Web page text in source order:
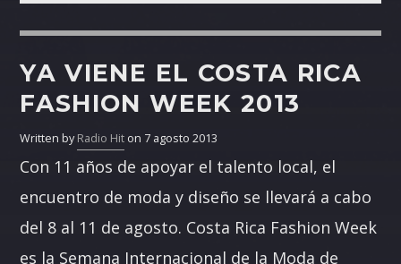
YA VIENE EL COSTA RICA
FASHION WEEK 2013
Written byRadio Hit on 7 agosto 2013
Con 11 años de apoyar el talento local, el
encuentro de moda y diseño se llevará a cabo
del 8 al 11 de agosto. Costa Rica Fashion Week
es la Semana Internacional de la Moda de